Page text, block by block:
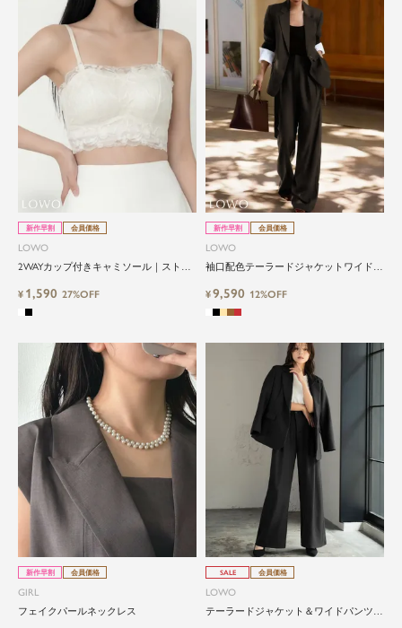
新作早割 会員価格
LOWO
2WAYカップ付きキャミソール｜ストラ
素材
¥ 1,590 27%OFF
新作早割 会員価格
LOWO
袖口配色テーラードジャケットワイドパ
¥9,590 12%OFF
新作早割 会員価格
GIRL
フェイクパールネックレス
SALE 会員価格
LOWO
テーラードジャケット＆ワイドパンツ2